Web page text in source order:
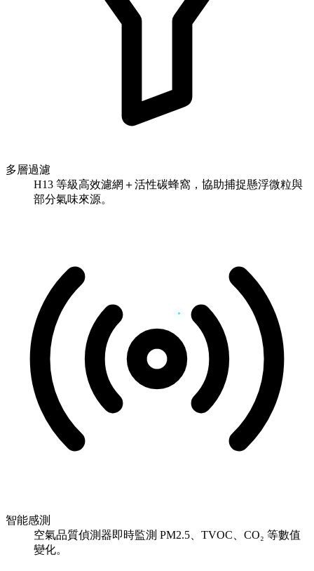
多層過濾
H13 等級高效濾網＋活性碳蜂窩，協助捕捉懸浮微粒與
部分氣味來源。
智能感測
空氣品質偵測器即時監測 PM2.5、TVOC、CO₂ 等數值
變化。